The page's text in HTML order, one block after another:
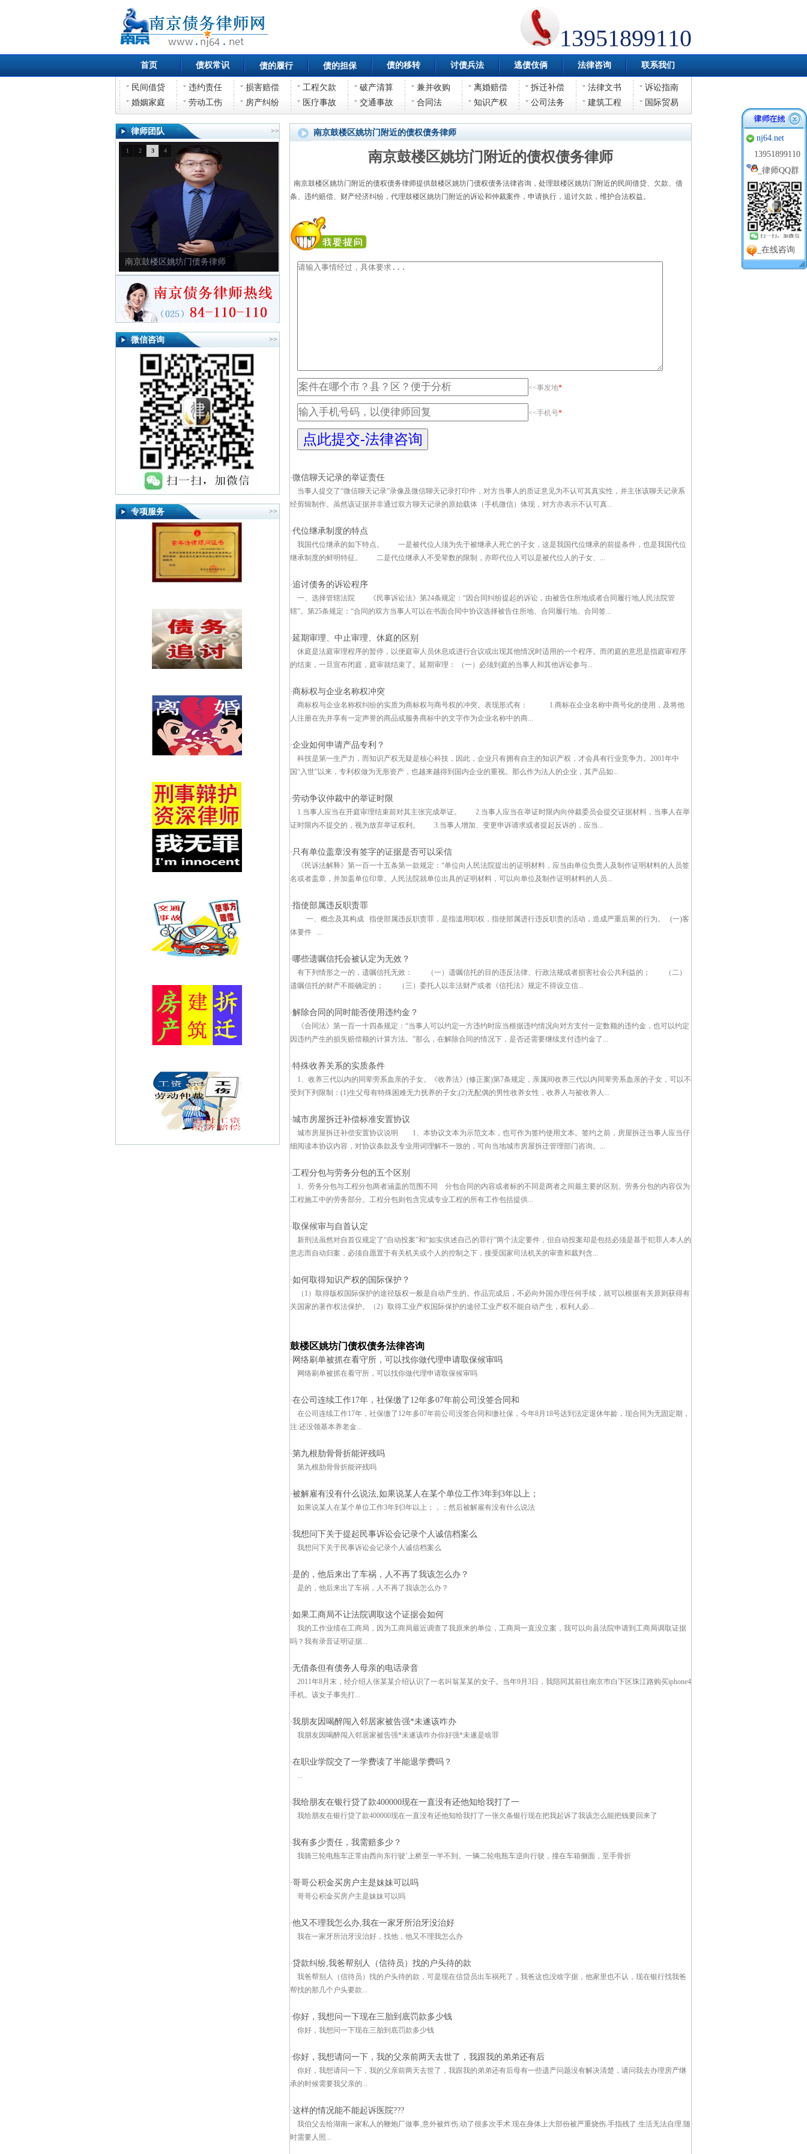
13951899110
首页 债权常识 债的履行 债的担保 债的移转 讨债兵法 逃债伎俩 法律咨询 联系我们
民间借贷 违约责任 损害赔偿 工程欠款 破产清算 兼并收购 离婚赔偿 拆迁补偿 法律文书
诉讼指南
婚姻家庭
劳动工伤 房产纠纷 医疗事故 交通事故 合同法 知识产权 公司法务 建筑工程 国际贸易
律师团队 >>
南京鼓楼区姚坊门债务律师
1 2 3 4
微信咨询 >>
专项服务 >>
南京鼓楼区姚坊门附近的债权债务律师
南京鼓楼区姚坊门附近的债权债务律师
南京鼓楼区姚坊门附近的债权债务律师提供鼓楼区姚坊门债权债务法律咨询，处理鼓楼区姚坊门附近的民间借贷、欠款、借
条、违约赔偿、财产经济纠纷，代理鼓楼区姚坊门附近的诉讼和仲裁案件，申请执行，追讨欠款，维护合法权益。
<<事发地*
<<手机号*
·微信聊天记录的举证责任
当事人提交了“微信聊天记录”录像及微信聊天记录打印件，对方当事人的质证意见为不认可其真实性，并主张该聊天记录系
经剪辑制作。虽然该证据并非通过双方聊天记录的原始载体（手机微信）体现，对方亦表示不认可真...
·代位继承制度的特点
我国代位继承的如下特点。 一是被代位人须为先于被继承人死亡的子女，这是我国代位继承的前提条件，也是我国代位
继承制度的鲜明特征。 二是代位继承人不受辈数的限制，亦即代位人可以是被代位人的子女、...
·追讨债务的诉讼程序
一、选择管辖法院 《民事诉讼法》第24条规定：“因合同纠纷提起的诉讼，由被告住所地或者合同履行地人民法院管
辖”。第25条规定：“合同的双方当事人可以在书面合同中协议选择被告住所地、合同履行地、合同签...
·延期审理、中止审理、休庭的区别
休庭是法庭审理程序的暂停，以便庭审人员休息或进行合议或出现其他情况时适用的一个程序。而闭庭的意思是指庭审程序
的结束，一旦宣布闭庭，庭审就结束了。延期审理： （一）必须到庭的当事人和其他诉讼参与...
·商标权与企业名称权冲突
商标权与企业名称权纠纷的实质为商标权与商号权的冲突。表现形式有： 1.商标在企业名称中商号化的使用，及将他
人注册在先并享有一定声誉的商品或服务商标中的文字作为企业名称中的商...
·企业如何申请产品专利？
科技是第一生产力，而知识产权无疑是核心科技，因此，企业只有拥有自主的知识产权，才会具有行业竞争力。2001年中
国“入世”以来，专利权做为无形资产，也越来越得到国内企业的重视。那么作为法人的企业，其产品如...
·劳动争议仲裁中的举证时限
1.当事人应当在开庭审理结束前对其主张完成举证。 2.当事人应当在举证时限内向仲裁委员会提交证据材料，当事人在举
证时限内不提交的，视为放弃举证权利。 3.当事人增加、变更申诉请求或者提起反诉的，应当...
· 只有单位盖章没有签字的证据是否可以采信
《民诉法解释》第一百一十五条第一款规定：“单位向人民法院提出的证明材料，应当由单位负责人及制作证明材料的人员签
名或者盖章，并加盖单位印章。人民法院就单位出具的证明材料，可以向单位及制作证明材料的人员...
·指使部属违反职责罪
一、概念及其构成 指使部属违反职责罪，是指滥用职权，指使部属进行违反职责的活动，造成严重后果的行为。 (一)客
体要件 ...
·哪些遗嘱信托会被认定为无效？
有下列情形之一的，遗嘱信托无效： （一）遗嘱信托的目的违反法律、行政法规或者损害社会公共利益的； （二）
遗嘱信托的财产不能确定的； （三）委托人以非法财产或者《信托法》规定不得设立信...
·解除合同的同时能否使用违约金？
《合同法》第一百一十四条规定：“当事人可以约定一方违约时应当根据违约情况向对方支付一定数额的违约金，也可以约定
因违约产生的损失赔偿额的计算方法。”那么，在解除合同的情况下，是否还需要继续支付违约金了...
·特殊收养关系的实质条件
1、收养三代以内的同辈旁系血亲的子女。《收养法》(修正案)第7条规定，亲属间收养三代以内同辈旁系血亲的子女，可以不
受到下列限制：(1)生父母有特殊困难无力抚养的子女;(2)无配偶的男性收养女性，收养人与被收养人...
·城市房屋拆迁补偿标准安置协议
城市房屋拆迁补偿安置协议说明 1、本协议文本为示范文本，也可作为签约使用文本。签约之前，房屋拆迁当事人应当仔
细阅读本协议内容，对协议条款及专业用词理解不一致的，可向当地城市房屋拆迁管理部门咨询。...
·工程分包与劳务分包的五个区别
1、劳务分包与工程分包两者涵盖的范围不同 分包合同的内容或者标的不同是两者之间最主要的区别。劳务分包的内容仅为
工程施工中的劳务部分。工程分包则包含完成专业工程的所有工作包括提供...
·取保候审与自首认定
新刑法虽然对自首仅规定了“自动投案”和“如实供述自己的罪行”两个法定要件，但自动投案却是包括必须是基于犯罪人本人的
意志而自动归案，必须自愿置于有关机关或个人的控制之下，接受国家司法机关的审查和裁判含...
·如何取得知识产权的国际保护？
（1）取得版权国际保护的途径版权一般是自动产生的。作品完成后，不必向外国办理任何手续，就可以根据有关原则获得有
关国家的著作权法保护。（2）取得工业产权国际保护的途径工业产权不能自动产生，权利人必...
鼓楼区姚坊门债权债务法律咨询
· 网络刷单被抓在看守所，可以找你做代理申请取保候审吗
网络刷单被抓在看守所，可以找你做代理申请取保候审吗
·在公司连续工作17年，社保缴了12年多07年前公司没签合同和
在公司连续工作17年，社保缴了12年多07年前公司没签合同和缴社保，今年8月18号达到法定退休年龄，现合同为无固定期，
注:还没领基本养老金...
·第九根肋骨骨折能评残吗
第九根肋骨骨折能评残吗
·被解雇有没有什么说法,如果说某人在某个单位工作3年到3年以上；
如果说某人在某个单位工作3年到3年以上；，；然后被解雇有没有什么说法
·我想问下关于提起民事诉讼会记录个人诚信档案么
我想问下关于民事诉讼会记录个人诚信档案么
·是的，他后来出了车祸，人不再了我该怎么办？
是的，他后来出了车祸，人不再了我该怎么办？
·如果工商局不让法院调取这个证据会如何
我的工作业绩在工商局，因为工商局最近调查了我原来的单位，工商局一直没立案，我可以向县法院申请到工商局调取证据
吗？我有录音证明证据...
·无借条但有债务人母亲的电话录音
2011年8月末，经介绍人张某某介绍认识了一名叫翁某某的女子。当年9月3日，我陪同其前往南京巿白下区珠江路购买iphone4
手机。该女子事先打...
·我朋友因喝醉闯入邻居家被告强*未遂该咋办
我朋友因喝醉闯入邻居家被告强*未遂该咋办你好强*未遂是啥罪
·在职业学院交了一学费读了半能退学费吗？
...
·我给朋友在银行贷了款400000现在一直没有还他知给我打了一
我给朋友在银行贷了款400000现在一直没有还他知给我打了一张欠条银行现在把我起诉了我该怎么能把钱要回来了
·我有多少责任，我需赔多少？
我骑三轮电瓶车正常由西向东行驶’上桥至一半不到。一辆二轮电瓶车逆向行驶，撞在车箱侧面，至手骨折
·哥哥公积金买房户主是妹妹可以吗
哥哥公积金买房户主是妹妹可以吗
·他又不理我怎么办,我在一家牙所治牙没治好
我在一家牙所治牙没治好，找他，他又不理我怎么办
·贷款纠纷,我爸帮别人（信待员）找的户头待的款
我爸帮别人（信待员）找的户头待的款，可是现在信贷员出车祸死了，我爸这也没啥字据，他家里也不认，现在银行找我爸
帮找的那几个户头要款...
·你好，我想问一下现在三胎到底罚款多少钱
你好，我想问一下现在三胎到底罚款多少钱
·你好，我想请问一下，我的父亲前两天去世了，我跟我的弟弟还有后
你好，我想请问一下，我的父亲前两天去世了，我跟我的弟弟还有后母有一些遗产问题没有解决清楚，请问我去办理房产继
承的时候需要我父亲的...
·这样的情况能不能起诉医院???
我伯父去给湖南一家私人的鞭炮厂做事‚意外被炸伤.动了很多次手术.现在身体上大部份被严重烧伤.手指残了.生活无法自理.随
时需要人照...
nj64.net
13951899110
_ 律师QQ群
_在线咨询